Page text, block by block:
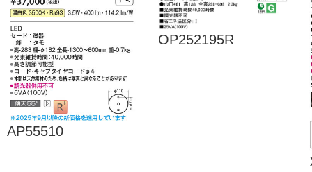
AP55510
OP252195R